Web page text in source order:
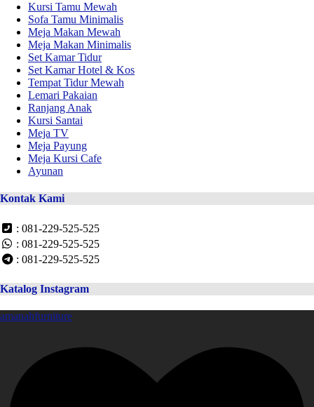
Kursi Tamu Mewah
Sofa Tamu Minimalis
Meja Makan Mewah
Meja Makan Minimalis
Set Kamar Tidur
Set Kamar Hotel & Kos
Tempat Tidur Mewah
Lemari Pakaian
Ranjang Anak
Kursi Santai
Meja TV
Meja Payung
Meja Kursi Cafe
Ayunan
Kontak Kami
: 081-229-525-525
: 081-229-525-525
: 081-229-525-525
Katalog Instagram
amanahfurniture